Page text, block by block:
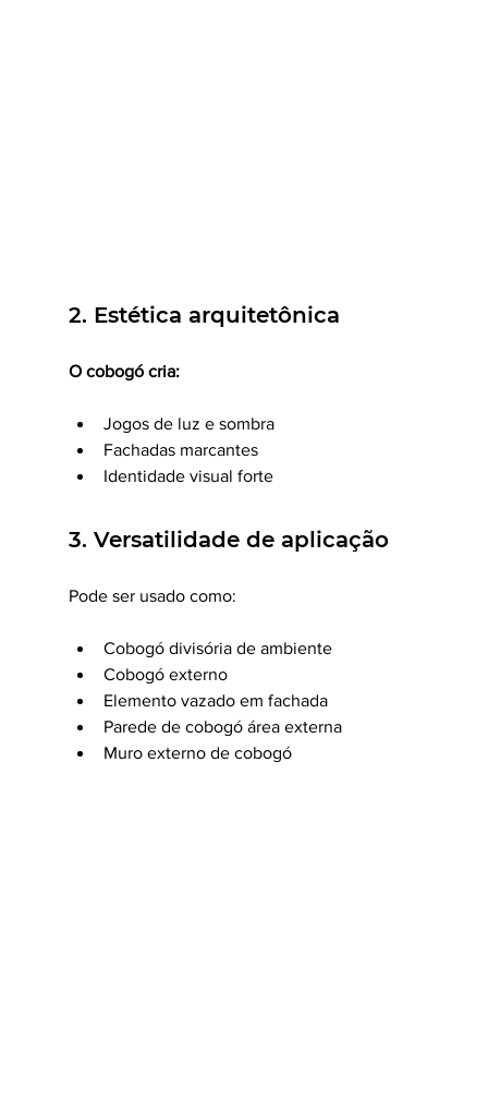
2. Estética arquitetônica
O cobogó cria:
Jogos de luz e sombra
Fachadas marcantes
Identidade visual forte
3. Versatilidade de aplicação
Pode ser usado como:
Cobogó divisória de ambiente
Cobogó externo
Elemento vazado em fachada
Parede de cobogó área externa
Muro externo de cobogó